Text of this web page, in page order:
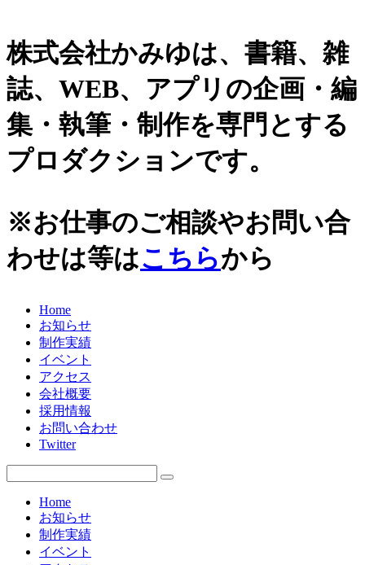
株式会社かみゆは、書籍、雑
誌、WEB、アプリの企画・編
集・執筆・制作を専門とする
プロダクションです。
※お仕事のご相談やお問い合
わせは等はこちらから
Home
お知らせ
制作実績
イベント
アクセス
会社概要
採用情報
お問い合わせ
Twitter
Home
お知らせ
制作実績
イベント
大河ドラマ、テレビ・映画関連
史跡ガイド
その他歴史関連
美術史、絵画、アート
宗教、神話、神社仏閣
日本文化、民俗
天皇制
広報誌、新聞媒体
ウェブ媒体
その他いろいろ
エンタメ・トレンド
2022年
2021年
2020年
2019年
2018年
2016年
2015年
2009年